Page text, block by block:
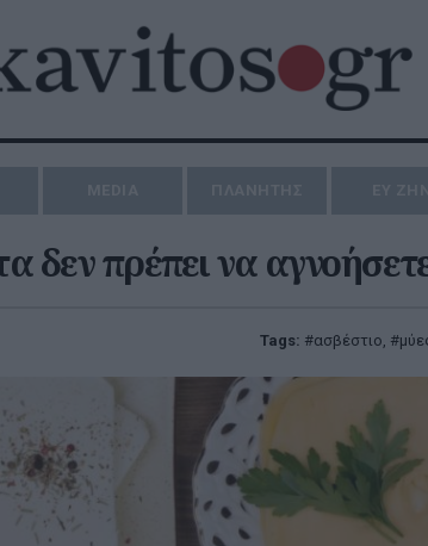
δεν πρέπει να
Tags: ασβέστιο,